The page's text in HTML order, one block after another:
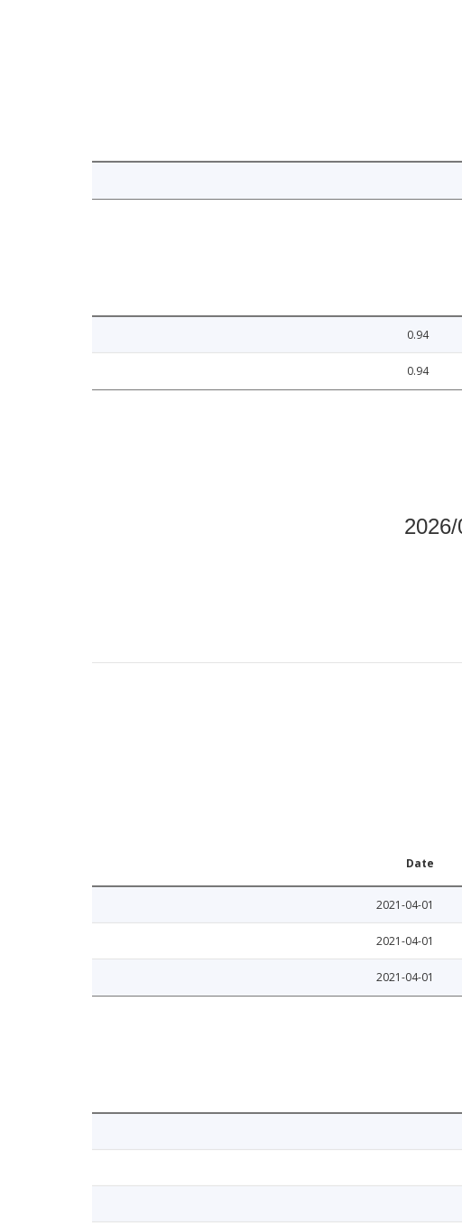
0.94
0.94
Date
2021-04-01
2021-04-01
2021-04-01